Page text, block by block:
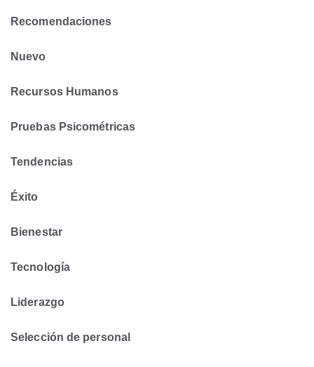
Recomendaciones
Nuevo
Recursos Humanos
Pruebas Psicométricas
Tendencias
Éxito
Bienestar
Tecnología
Liderazgo
Selección de personal